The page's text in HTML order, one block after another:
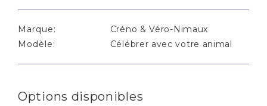
Marque:
Créno & Véro-Nimaux
Modèle:
Célébrer avec votre animal
Options disponibles